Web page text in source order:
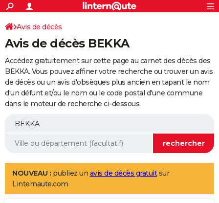
ACTUALITÉS
Politique
Société
Faits Divers
Education
Monde
Villes
+
SPORT
Coupe du monde 2026
Football
Tennis
Cyclisme
Rugby
Forum
Programme TV
TNT
Streaming
Cinéma
Sorties cinéma
Musique
+
FINANCE
Retraite
Impôts
Epargne
Immobilier
Risques naturels par ville
Banque
Assurance
Crédit
AUTO
Essais
Réserver un essai
Citadines
Berlines
SUV
Forum auto
+
Mobiles
Meilleur smartphone
Internet
Ordinateurs
Jeux vidéo
Guide high-tech
Aménagement intérieur
LIFESTYLE
Art de vivre
Bien-être
Loisirs
Mode
Modes de vie
Avis de décès
Avis de décès BEKKA
Accédez gratuitement sur cette page au carnet des décès des
BEKKA. Vous pouvez affiner votre recherche ou trouver un avis
de décès ou un avis d'obsèques plus ancien en tapant le nom
d'un défunt et/ou le nom ou le code postal d'une commune
dans le moteur de recherche ci-dessous.
NOUVEAU : publiez un avis de décès gratuitsur
Linternaute.com